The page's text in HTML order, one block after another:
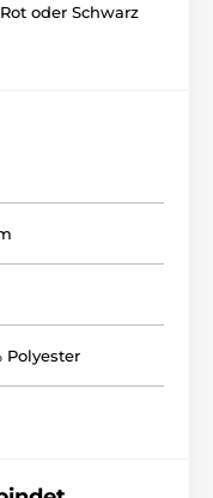
oder Schwarz
Polyester